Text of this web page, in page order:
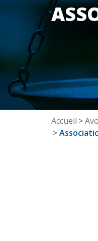
Accueil